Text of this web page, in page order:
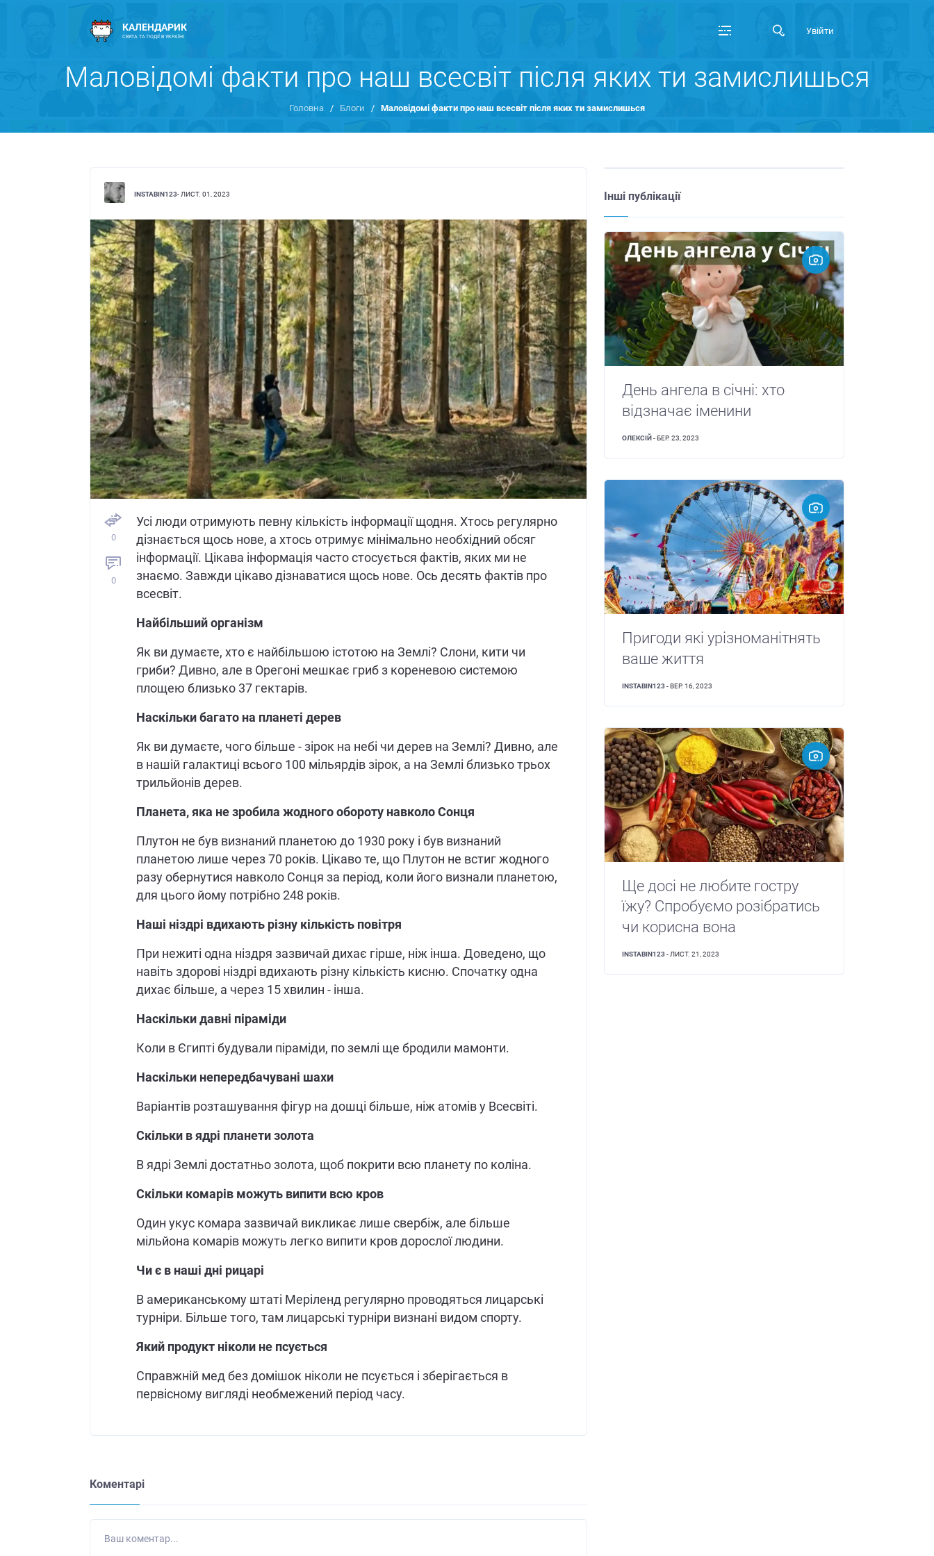
КАЛЕНДАРИК
СВЯТА ТА ПОДІЇ В УКРАЇНІ
Увійти
Маловідомі факти про наш всесвіт після яких ти замислишься
Головна / Блоги / Маловідомі факти про наш всесвіт після яких ти замислишься
INSTABIN123- ЛИСТ. 01, 2023
0
0
Усі люди отримують певну кількість інформації щодня. Хтось регулярно
дізнається щось нове, а хтось отримує мінімально необхідний обсяг
інформації. Цікава інформація часто стосується фактів, яких ми не
знаємо. Завжди цікаво дізнаватися щось нове. Ось десять фактів про
всесвіт.
Найбільший організм
Як ви думаєте, хто є найбільшою істотою на Землі? Слони, кити чи
гриби? Дивно, але в Орегоні мешкає гриб з кореневою системою
площею близько 37 гектарів.
Наскільки багато на планеті дерев
Як ви думаєте, чого більше - зірок на небі чи дерев на Землі? Дивно, але
в нашій галактиці всього 100 мільярдів зірок, а на Землі близько трьох
трильйонів дерев.
Планета, яка не зробила жодного обороту навколо Сонця
Плутон не був визнаний планетою до 1930 року і був визнаний
планетою лише через 70 років. Цікаво те, що Плутон не встиг жодного
разу обернутися навколо Сонця за період, коли його визнали планетою,
для цього йому потрібно 248 років.
Наші ніздрі вдихають різну кількість повітря
При нежиті одна ніздря зазвичай дихає гірше, ніж інша. Доведено, що
навіть здорові ніздрі вдихають різну кількість кисню. Спочатку одна
дихає більше, а через 15 хвилин - інша.
Наскільки давні піраміди
Коли в Єгипті будували піраміди, по землі ще бродили мамонти.
Наскільки непередбачувані шахи
Варіантів розташування фігур на дошці більше, ніж атомів у Всесвіті.
Скільки в ядрі планети золота
В ядрі Землі достатньо золота, щоб покрити всю планету по коліна.
Скільки комарів можуть випити всю кров
Один укус комара зазвичай викликає лише свербіж, але більше
мільйона комарів можуть легко випити кров дорослої людини.
Чи є в наші дні рицарі
В американському штаті Меріленд регулярно проводяться лицарські
турніри. Більше того, там лицарські турніри визнані видом спорту.
Який продукт ніколи не псується
Справжній мед без домішок ніколи не псується і зберігається в
первісному вигляді необмежений період часу.
Коментарі
Ваш коментар...
Інші публікації
День ангела в січні: хто
відзначає іменини
ОЛЕКСІЙ- БЕР. 23, 2023
Пригоди які урізноманітнять
ваше життя
INSTABIN123- ВЕР. 16, 2023
Ще досі не любите гостру
їжу? Спробуємо розібратись
чи корисна вона
INSTABIN123- ЛИСТ. 21, 2023